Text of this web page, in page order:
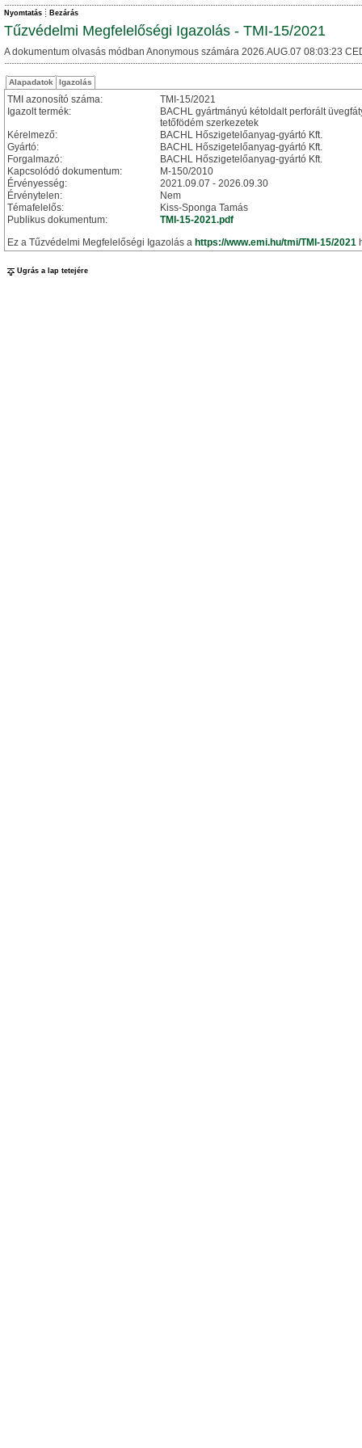
Nyomtatás Bezárás
Tűzvédelmi Megfelelőségi Igazolás - TMI-15/2021
A dokumentum olvasás módban Anonymous számára 2026.AUG.07 08:03:23
Alapadatok Igazolás
TMI azonosító száma:
TMI-15/2021
Igazolt termék:
BACHL gyártmányú kétoldalt perforált
tetőfödém szerkezetek
Kérelmező:
BACHL Hőszigetelőanyag-gyártó Kft.
Gyártó:
BACHL Hőszigetelőanyag-gyártó Kft.
Forgalmazó:
BACHL Hőszigetelőanyag-gyártó Kft.
Kapcsolódó dokumentum:
M-150/2010
Érvényesség:
2021.09.07 - 2026.09.30
Érvénytelen:
Nem
Témafelelős:
Kiss-Sponga Tamás
Publikus dokumentum:
TMI-15-2021.pdf
Ez a Tűzvédelmi Megfelelőségi Igazolás a https://www.emi.hu/tmi/TMI-15/2021
Ugrás a lap tetejére